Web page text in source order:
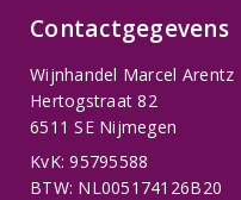
Contactgegevens
Wijnhandel Marcel Arentz
Hertogstraat 82
6511 SE Nijmegen
KvK: 95795588
BTW: NL005174126B20